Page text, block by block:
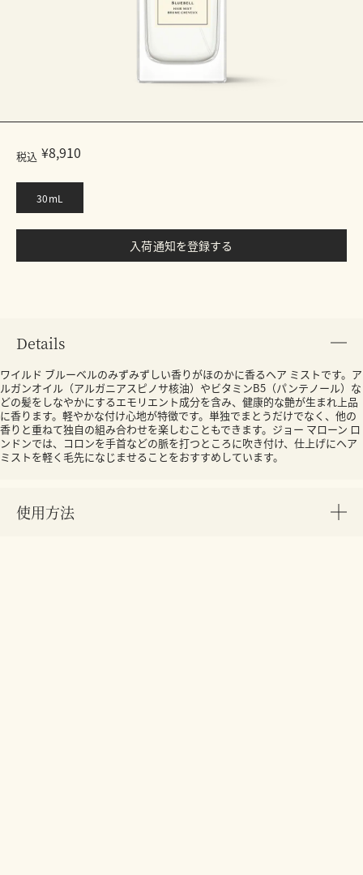
税込 ¥8,910
30mL
入荷通知を登録する
Details
ワイルド ブルーベルのみずみずしい香りがほのかに香るヘア ミストです。ア
ルガンオイル（アルガニアスピノサ核油）やビタミンB5（パンテノール）な
どの髪をしなやかにするエモリエント成分を含み、健康的な艶が生まれ上品
に香ります。軽やかな付け心地が特徴です。単独でまとうだけでなく、他の
香りと重ねて独自の組み合わせを楽しむこともできます。ジョー マローン ロ
ンドンでは、コロンを手首などの脈を打つところに吹き付け、仕上げにヘア
ミストを軽く毛先になじませることをおすすめしています。
使用方法